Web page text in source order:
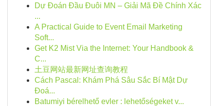
Dự Đoán Đầu Đuôi MN – Giải Mã Đề Chính Xác
...
A Practical Guide to Event Email Marketing
Soft...
Get K2 Mist Via the Internet: Your Handbook &
C...
土豆网站最新网址查询教程
Cách Pascal: Khám Phá Sâu Sắc Bí Mật Dự
Đoá...
Batumiyi bérelhető evler : lehetőségeket v...